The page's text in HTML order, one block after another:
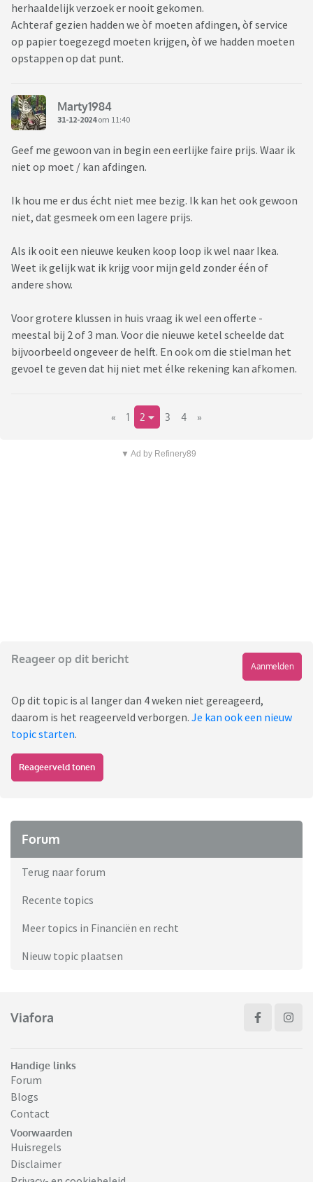
herhaaldelijk verzoek er nooit gekomen.
Achteraf gezien hadden we òf moeten afdingen, òf service
op papier toegezegd moeten krijgen, òf we hadden moeten
opstappen op dat punt.
Marty1984
31-12-2024om 11:40
Geef me gewoon van in begin een eerlijke faire prijs. Waar ik
niet op moet / kan afdingen.
Ik hou me er dus écht niet mee bezig. Ik kan het ook gewoon
niet, dat gesmeek om een lagere prijs.
Als ik ooit een nieuwe keuken koop loop ik wel naar Ikea.
Weet ik gelijk wat ik krijg voor mijn geld zonder één of
andere show.
Voor grotere klussen in huis vraag ik wel een offerte -
meestal bij 2 of 3 man. Voor die nieuwe ketel scheelde dat
bijvoorbeeld ongeveer de helft. En ook om die stielman het
gevoel te geven dat hij niet met élke rekening kan afkomen.
« 1 2 3 4 »
▼ Ad by Refinery89
Reageer op dit bericht
Aanmelden
Op dit topic is al langer dan 4 weken niet gereageerd,
daarom is het reageerveld verborgen. Je kan ook een nieuw
topic starten.
Reageerveld tonen
Forum
Terug naar forum
Recente topics
Meer topics in Financiën en recht
Nieuw topic plaatsen
Viafora
Handige links
Forum
Blogs
Contact
Voorwaarden
Huisregels
Disclaimer